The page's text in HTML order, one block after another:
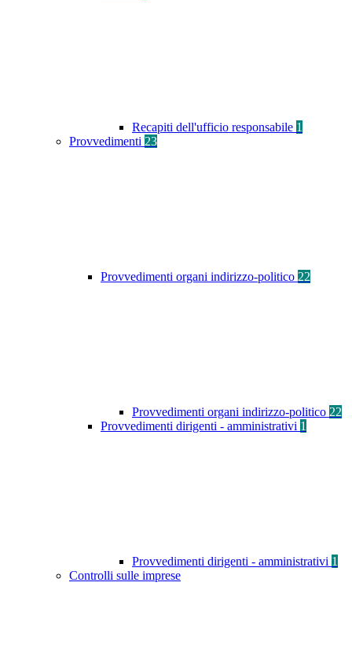
Recapiti dell'ufficio responsabile 1
Provvedimenti 23
Provvedimenti organi indirizzo-politico 22
Provvedimenti organi indirizzo-politico 22
Provvedimenti dirigenti - amministrativi 1
Provvedimenti dirigenti - amministrativi 1
Controlli sulle imprese